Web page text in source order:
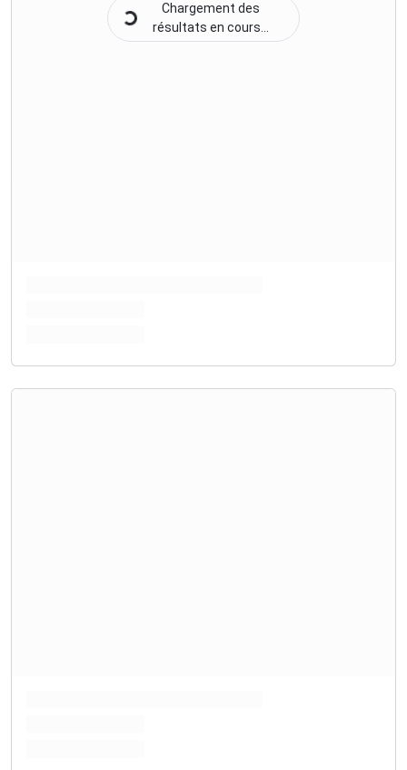
Chargement des
résultats en cours...